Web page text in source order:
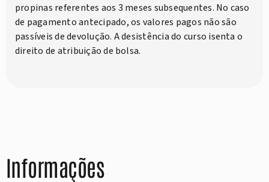
propinas referentes aos 3 meses subsequentes. No caso
de pagamento antecipado, os valores pagos não são
passíveis de devolução. A desistência do curso isenta o
direito de atribuição de bolsa.
Informações